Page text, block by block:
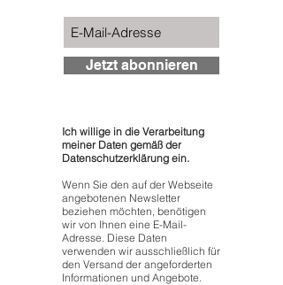
Jetzt abonnieren
Ich willige in die Verarbeitung
meiner Daten gemäß der
Datenschutzerklärung ein.
Wenn Sie den auf der Webseite
angebotenen Newsletter
beziehen möchten, benötigen
wir von Ihnen eine E-Mail-
Adresse. Diese Daten
verwenden wir ausschließlich für
den Versand der angeforderten
Informationen und Angebote.